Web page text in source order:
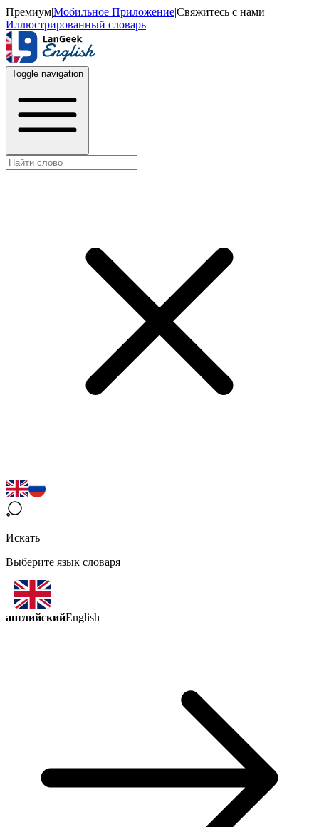
Премиум|Мобильное Приложение|Свяжитесь с нами|
Иллюстрированный словарь
Toggle navigation
Искать
Выберите язык словаря
английскийEnglish